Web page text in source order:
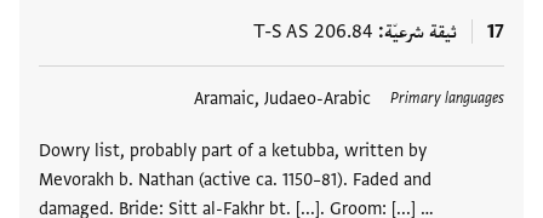
17 ثيقة شرعيّة T-S AS 206.84
Primary languages
Aramaic, Judaeo-Arabic
Dowry list, probably part of a ketubba, written by
Mevorakh b. Nathan (active ca. 1150–81). Faded and
damaged. Bride: Sitt al-Fakhr bt. [...]. Groom: [...] …
العلامات